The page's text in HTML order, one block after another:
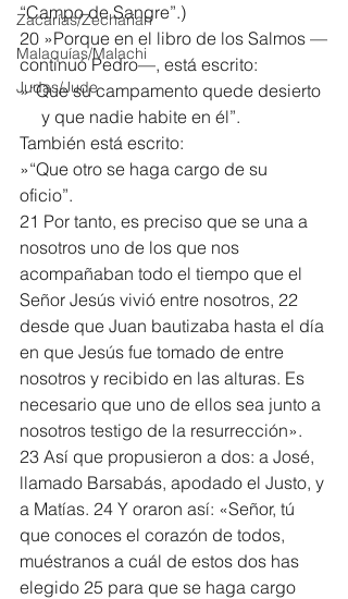
Zacarías/Zechariah
Malaquías/Malachi
Judas/Jude
“Campo de Sangre”.)
20 »Porque en el libro de los Salmos —
continuó Pedro—, está escrito:
»“Que su campamento quede desierto
     y que nadie habite en él”.
También está escrito:
»“Que otro se haga cargo de su
oficio”.
21 Por tanto, es preciso que se una a
nosotros uno de los que nos
acompañaban todo el tiempo que el
Señor Jesús vivió entre nosotros, 22
desde que Juan bautizaba hasta el día
en que Jesús fue tomado de entre
nosotros y recibido en las alturas. Es
necesario que uno de ellos sea junto a
nosotros testigo de la resurrección».
23 Así que propusieron a dos: a José,
llamado Barsabás, apodado el Justo, y
a Matías. 24 Y oraron así: «Señor, tú
que conoces el corazón de todos,
muéstranos a cuál de estos dos has
elegido 25 para que se haga cargo